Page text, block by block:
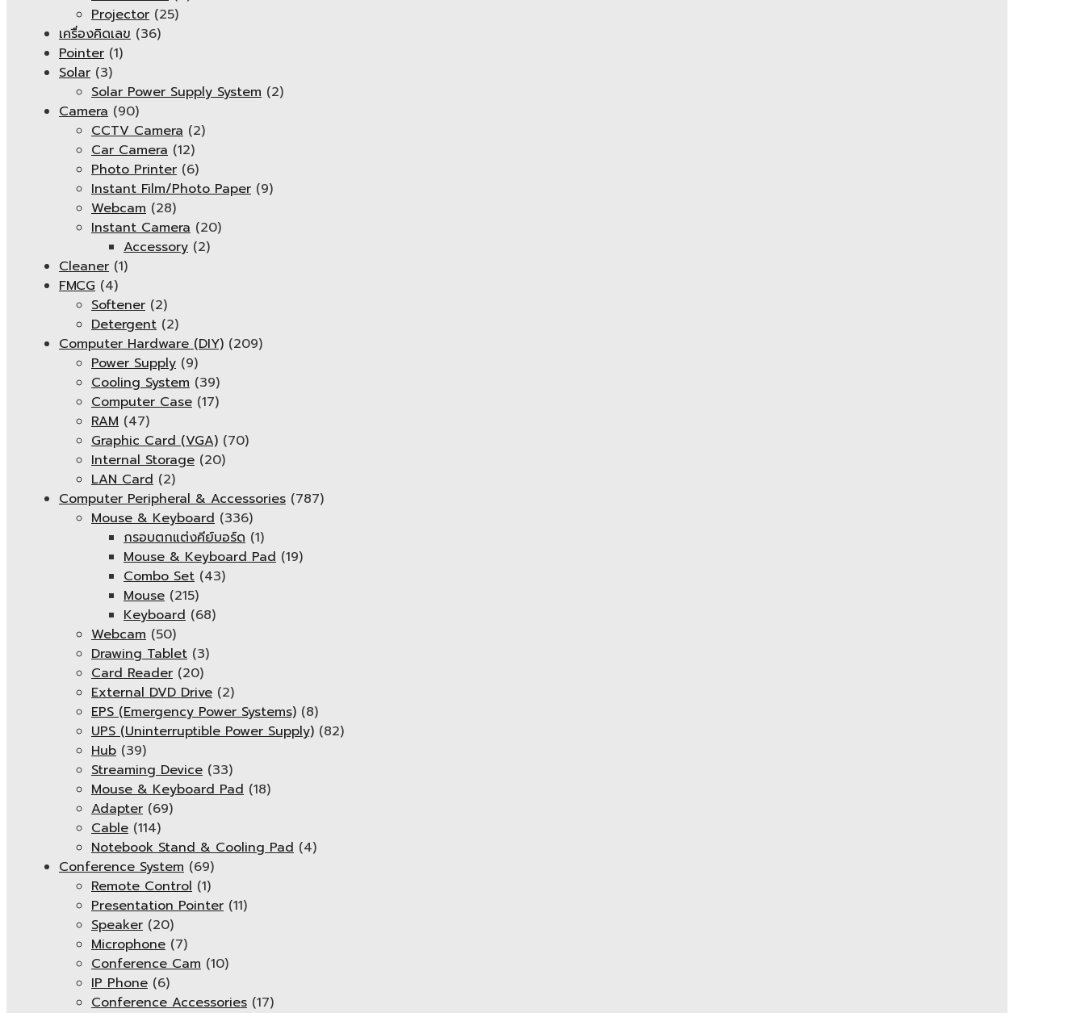
Projector (25)
เครื่องคิดเลข (36)
Pointer (1)
Solar (3)
Solar Power Supply System (2)
Camera (90)
CCTV Camera (2)
Car Camera (12)
Photo Printer (6)
Instant Film/Photo Paper (9)
Webcam (28)
Instant Camera (20)
Accessory (2)
Cleaner (1)
FMCG (4)
Softener (2)
Detergent (2)
Computer Hardware (DIY) (209)
Power Supply (9)
Cooling System (39)
Computer Case (17)
RAM (47)
Graphic Card (VGA) (70)
Internal Storage (20)
LAN Card (2)
Computer Peripheral & Accessories (787)
Mouse & Keyboard (336)
กรอบตกแต่งคีย์บอร์ด (1)
Mouse & Keyboard Pad (19)
Combo Set (43)
Mouse (215)
Keyboard (68)
Webcam (50)
Drawing Tablet (3)
Card Reader (20)
External DVD Drive (2)
EPS (Emergency Power Systems) (8)
UPS (Uninterruptible Power Supply) (82)
Hub (39)
Streaming Device (33)
Mouse & Keyboard Pad (18)
Adapter (69)
Cable (114)
Notebook Stand & Cooling Pad (4)
Conference System (69)
Remote Control (1)
Presentation Pointer (11)
Speaker (20)
Microphone (7)
Conference Cam (10)
IP Phone (6)
Conference Accessories (17)